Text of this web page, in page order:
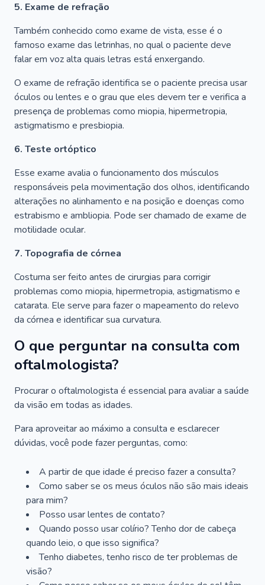
5. Exame de refração
Também conhecido como exame de vista, esse é o
famoso exame das letrinhas, no qual o paciente deve
falar em voz alta quais letras está enxergando.
O exame de refração identifica se o paciente precisa usar
óculos ou lentes e o grau que eles devem ter e verifica a
presença de problemas como miopia, hipermetropia,
astigmatismo e presbiopia.
6. Teste ortóptico
Esse exame avalia o funcionamento dos músculos
responsáveis pela movimentação dos olhos, identificando
alterações no alinhamento e na posição e doenças como
estrabismo e ambliopia. Pode ser chamado de exame de
motilidade ocular.
7. Topografia de córnea
Costuma ser feito antes de cirurgias para corrigir
problemas como miopia, hipermetropia, astigmatismo e
catarata. Ele serve para fazer o mapeamento do relevo
da córnea e identificar sua curvatura.
O que perguntar na consulta com
oftalmologista?
Procurar o oftalmologista é essencial para avaliar a saúde
da visão em todas as idades.
Para aproveitar ao máximo a consulta e esclarecer
dúvidas, você pode fazer perguntas, como:
A partir de que idade é preciso fazer a consulta?
Como saber se os meus óculos não são mais ideais
para mim?
Posso usar lentes de contato?
Quando posso usar colírio? Tenho dor de cabeça
quando leio, o que isso significa?
Tenho diabetes, tenho risco de ter problemas de
visão?